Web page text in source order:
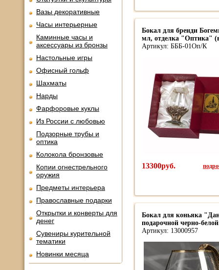
Вазы декоративные
Часы интерьерные
Каминные часы и
аксессуары из бронзы
Настольные игры
Офисный гольф
Шахматы
Нарды
Фарфоровые куклы
Из России с любовью
Подзорные трубы и
оптика
Колокола бронзовые
Копии огнестрельного
оружия
Предметы интерьера
Православные подарки
Открытки и конверты для
денег
Сувениры курительной
тематики
Новинки месяца
Бокал для бренди
мл, отделка "Оптика"
Артикул: БББ-01Оп/К
13300руб.
Бокал для коньяка
подарочной черно-
Артикул: 13000957